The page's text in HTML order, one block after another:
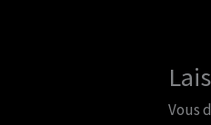
Vous